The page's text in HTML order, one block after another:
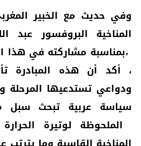
وفي حديث مع الخبير
المناخية البروفسور عبد
،بمناسبة مشاركته في هذا
، أكد أن هذه المبادرة
ودواعي تستدعيها المرحلة
سياسة عربية تبحث سبل
الملحوظة لوتيرة الحرارة